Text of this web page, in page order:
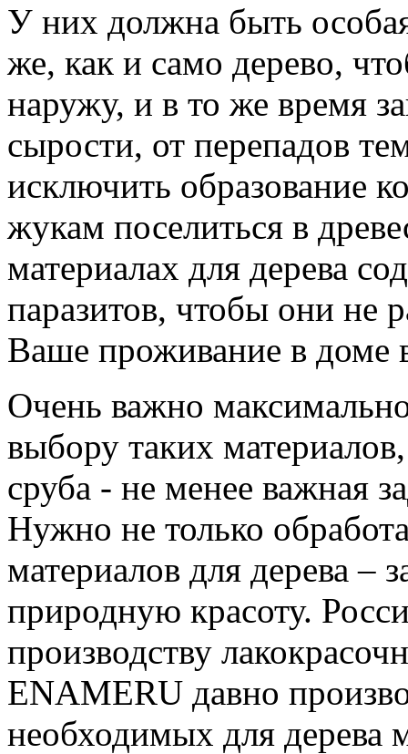
У них должна быть
же, как и само дерево,
наружу, и в то же время
сырости, от перепадов
исключить образование
жукам поселиться в
материалах для дерева
паразитов, чтобы они не
Ваше проживание в доме
Очень важно
выбору таких
сруба - не менее важная
Нужно не только
материалов для дерева –
природную красоту.
производству
ENAMERU давно
необходимых для дерева